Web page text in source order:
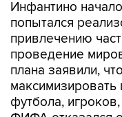
Инфантино
попытался
привлечению
проведение
плана заявили,
футбола,